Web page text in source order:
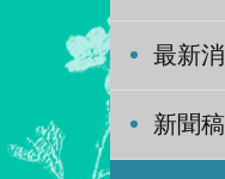
最新
新聞稿